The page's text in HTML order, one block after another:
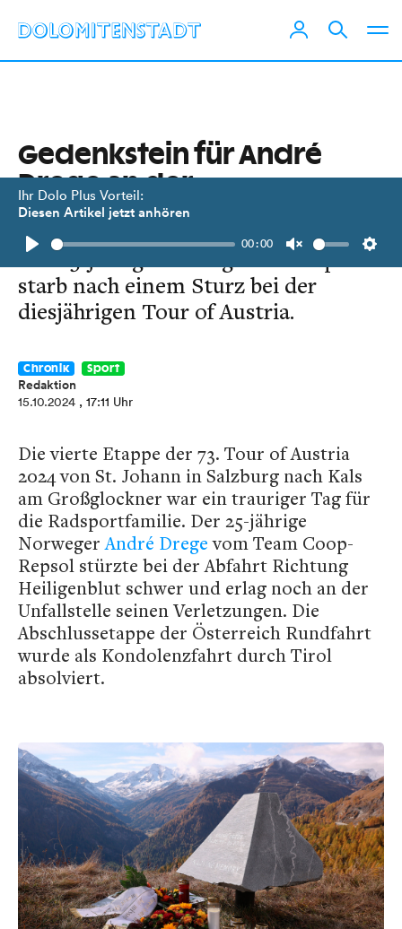
Ihr Dolo Plus Vorteil:
Diesen Artikel jetzt anhören
Play
00:00
Unmute
Gedenkstein für André
Drege an der
Glocknerstraße
Der 25-jährige norwegische Radprofi
starb nach einem Sturz bei der
diesjährigen Tour of Austria.
Chronik Sport
Redaktion
15.10.2024 , 17:11 Uhr
Die vierte Etappe der 73. Tour of Austria
2024 von St. Johann in Salzburg nach Kals
am Großglockner war ein trauriger Tag für
die Radsportfamilie. Der 25-jährige
NorwegerAndré Dregevom Team Coop-
Repsol stürzte bei der Abfahrt Richtung
Heiligenblut schwer und erlag noch an der
Unfallstelle seinen Verletzungen. Die
Abschlussetappe der Österreich Rundfahrt
wurde als Kondolenzfahrt durch Tirol
absolviert.